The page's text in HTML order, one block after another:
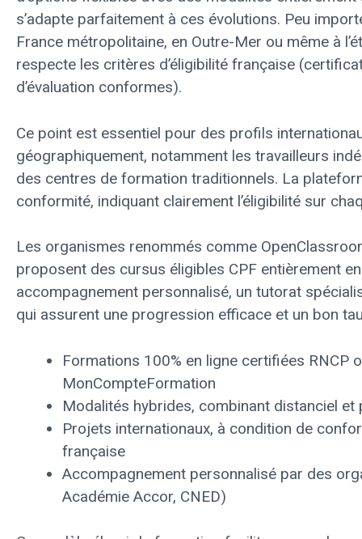
s’adapte parfaitement à ces évolutions. Peu
France métropolitaine, en Outre-Mer ou même à
respecte les critères d’éligibilité française
d’évaluation conformes).
Ce point est essentiel pour des profils
géographiquement, notamment les travailleurs
des centres de formation traditionnels. La
conformité, indiquant clairement l’éligibilité sur
Les organismes renommés comme
proposent des cursus éligibles CPF entièrement
accompagnement personnalisé, un tutorat
qui assurent une progression efficace et un bon
Formations 100% en ligne certifiées RNCP
MonCompteFormation
Modalités hybrides, combinant distanciel et
Projets internationaux, à condition de
française
Accompagnement personnalisé par des
Académie Accor, CNED)